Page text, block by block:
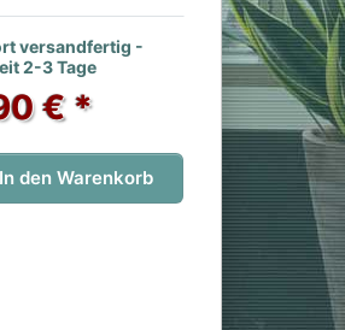
vor.
versandfertig -
2-3 Tage
€ *
In den Warenkorb